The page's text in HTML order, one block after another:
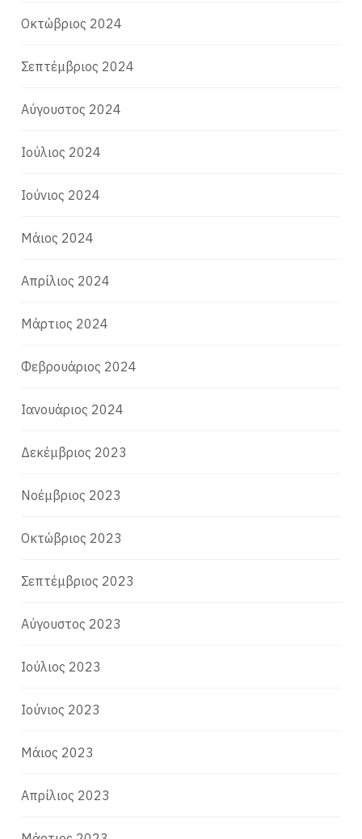
Οκτώβριος 2024
Σεπτέμβριος 2024
Αύγουστος 2024
Ιούλιος 2024
Ιούνιος 2024
Μάιος 2024
Απρίλιος 2024
Μάρτιος 2024
Φεβρουάριος 2024
Ιανουάριος 2024
Δεκέμβριος 2023
Νοέμβριος 2023
Οκτώβριος 2023
Σεπτέμβριος 2023
Αύγουστος 2023
Ιούλιος 2023
Ιούνιος 2023
Μάιος 2023
Απρίλιος 2023